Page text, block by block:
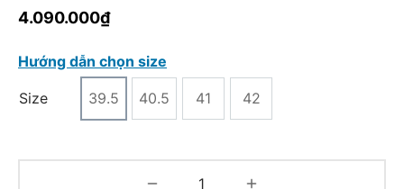
4.090.000₫
Hướng dẫn chọn size
Size 39.5 40.5 41 42